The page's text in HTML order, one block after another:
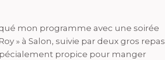
mon programme avec une soirée
» à Salon, suivie par deux gros repas
propice pour manger